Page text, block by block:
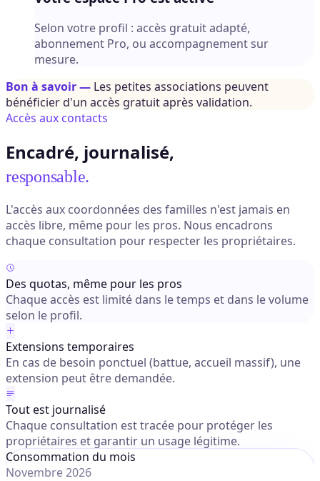
Selon votre profil : accès gratuit adapté,
abonnement Pro, ou accompagnement sur
mesure.
Bon à savoir — Les petites associations peuvent
bénéficier d'un accès gratuit après validation.
Accès aux contacts
Encadré, journalisé,
responsable.
L'accès aux coordonnées des familles n'est jamais en
accès libre, même pour les pros. Nous encadrons
chaque consultation pour respecter les propriétaires.
Des quotas, même pour les pros
Chaque accès est limité dans le temps et dans le volume
selon le profil.
Extensions temporaires
En cas de besoin ponctuel (battue, accueil massif), une
extension peut être demandée.
Tout est journalisé
Chaque consultation est tracée pour protéger les
propriétaires et garantir un usage légitime.
Consommation du mois
Novembre 2026